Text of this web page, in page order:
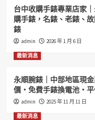
舖
高
雄
購
業
店
高
台中收購手錶專業店家
購手錶，名錶、老錶、
錶
admin 2026 年 1 月 6 日
最新消息
永順腕錶｜中部地區現
價・免費手錶換電池・
admin 2025 年 11 月 11 日
最新消息